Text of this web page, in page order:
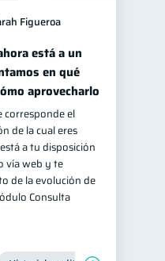
Figueroa
está a un
en qué
aprovecharlo
corresponde el
de la cual eres
a tu disposición
vía web y te
de la evolución de
Consulta